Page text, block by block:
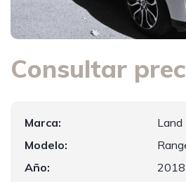
Consultar
Marca:
Land
Modelo:
Año:
2018